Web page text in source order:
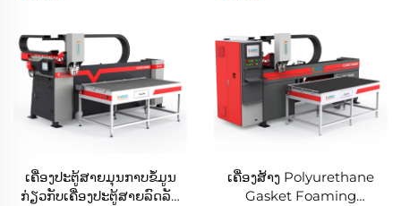
ເຄື່ອງປະຕູ້ສາຍມຸນກາບຂໍ້ມູນ
ກ່ຽວກັບເຄື່ອງປະຕູ້ສາຍລົດລັດ
ເຄື່ອງສ້າງ Polyurethane
Gasket Foaming